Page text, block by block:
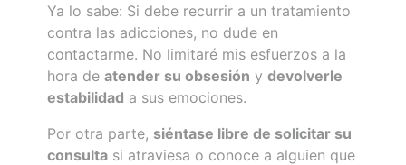
Ya lo sabe: Si debe recurrir a un tratamiento
contra las adicciones, no dude en
contactarme. No limitaré mis esfuerzos a la
hora de atender su obsesión y devolverle
estabilidad a sus emociones.
Por otra parte, siéntase libre de solicitar su
consulta si atraviesa o conoce a alguien que